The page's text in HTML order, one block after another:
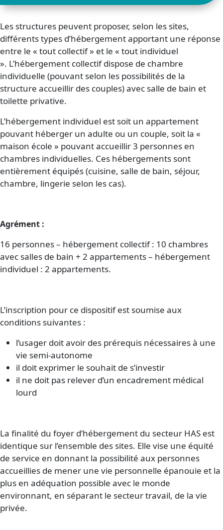
Les structures peuvent proposer, selon les sites,
différents types d’hébergement apportant une réponse
entre le « tout collectif » et le « tout individuel
». L’hébergement collectif dispose de chambre
individuelle (pouvant selon les possibilités de la
structure accueillir des couples) avec salle de bain et
toilette privative.
L’hébergement individuel est soit un appartement
pouvant héberger un adulte ou un couple, soit la «
maison école » pouvant accueillir 3 personnes en
chambres individuelles. Ces hébergements sont
entièrement équipés (cuisine, salle de bain, séjour,
chambre, lingerie selon les cas).
Agrément :
16 personnes – hébergement collectif : 10 chambres
avec salles de bain + 2 appartements – hébergement
individuel : 2 appartements.
L’inscription pour ce dispositif est soumise aux
conditions suivantes :
l’usager doit avoir des prérequis nécessaires à une
vie semi-autonome
il doit exprimer le souhait de s’investir
il ne doit pas relever d’un encadrement médical
lourd
La finalité du foyer d’hébergement du secteur HAS est
identique sur l’ensemble des sites. Elle vise une équité
de service en donnant la possibilité aux personnes
accueillies de mener une vie personnelle épanouie et la
plus en adéquation possible avec le monde
environnant, en séparant le secteur travail, de la vie
privée.